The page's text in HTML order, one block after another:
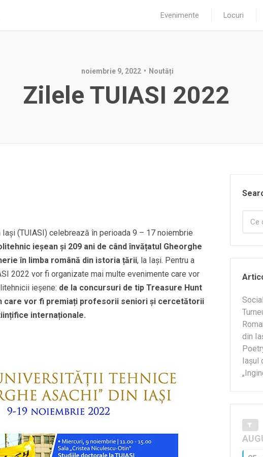
Evenimente Locuri
noiembrie 9, 2022 Noutăți
Zilele TUIASI 2022
Iași (TUIASI) celebrează în perioada 9 – 17 noiembrie
ieșean și 209 ani de când învățatul Gheorghe
în limba română din istoria țării, la Iași. Pentru a
2022 vor fi organizate mai multe evenimente care vor
ieșene: de la concursuri de tip Treasure Hunt
care vor fi premiați profesorii seniori și cercetătorii
internaționale.
din
Iașul